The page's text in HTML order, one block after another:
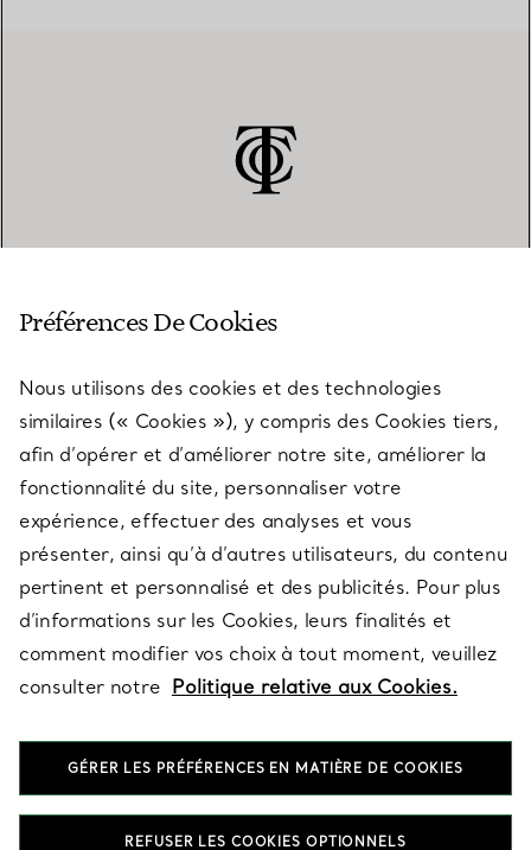
SERVICES
À PROPOS
QUESTIONS LÉGALES
SUIVEZ-NOUS
Préférences De Cookies
Nous utilisons des cookies et des technologies
similaires (« Cookies »), y compris des Cookies tiers,
afin d’opérer et d’améliorer notre site, améliorer la
fonctionnalité du site, personnaliser votre
expérience, effectuer des analyses et vous
présenter, ainsi qu’à d’autres utilisateurs, du contenu
pertinent et personnalisé et des publicités. Pour plus
d’informations sur les Cookies, leurs finalités et
comment modifier vos choix à tout moment, veuillez
consulter notre Politique relative aux Cookies.
GÉRER LES PRÉFÉRENCES EN MATIÈRE DE COOKIES
REFUSER LES COOKIES OPTIONNELS